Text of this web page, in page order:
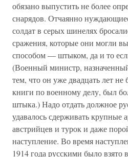
обязано выпустить не более
снарядов. Отчаянно
солдат в серых шинелях
сражения, которые они могли
способом — штыком, да и то
(Военный министр,
тем, что он уже двадцать лет
книги по военному делу, был
штыка.) Надо отдать должное
удавалось сдерживать крупные
австрийцев и турок и даже
наступление. Во время
1914 года русскими было взято